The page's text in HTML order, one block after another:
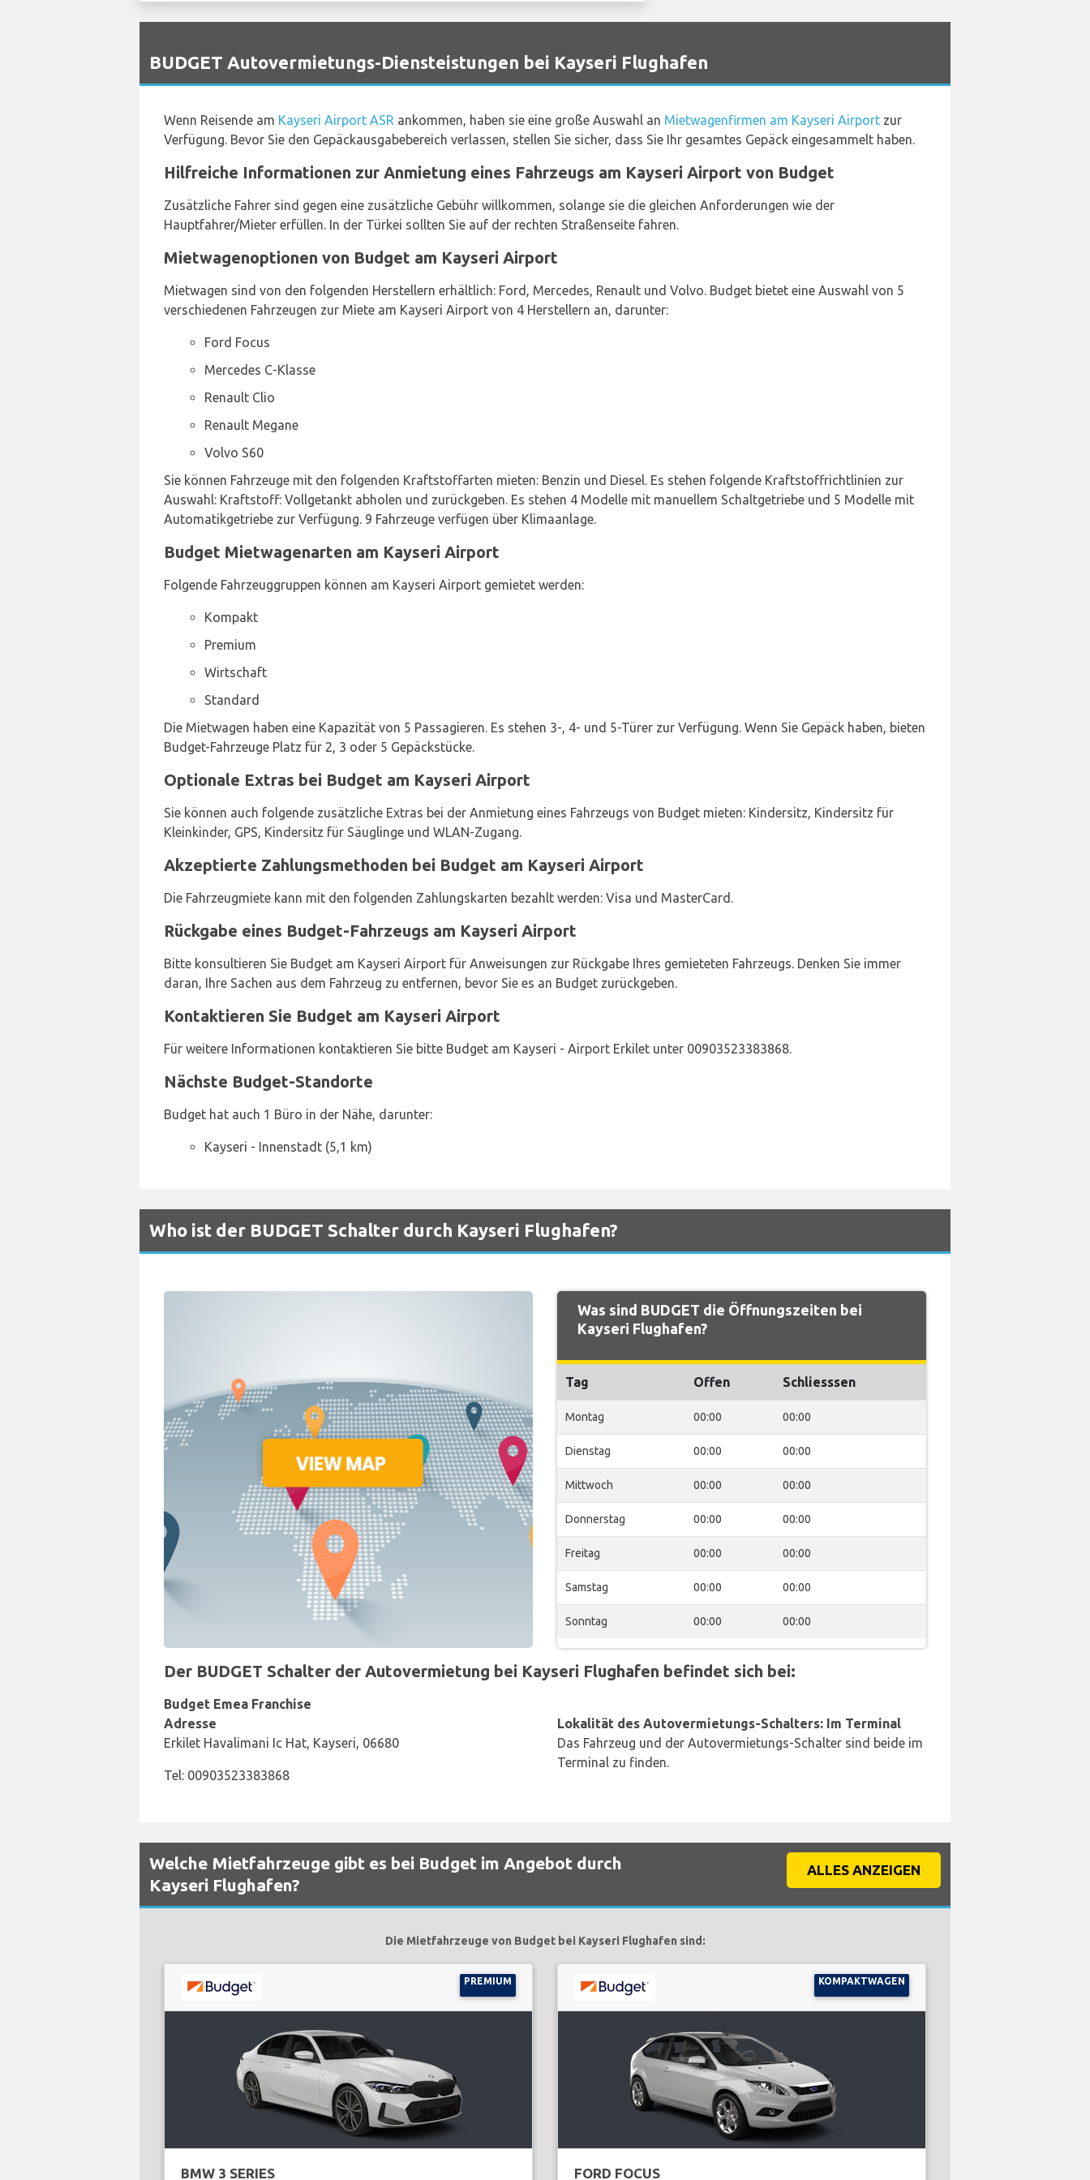
BUDGET Autovermietungs-Diensteistungen bei Kayseri Flughafen
Wenn Reisende am Kayseri Airport ASR ankommen, haben sie eine große Auswahl an Mietwagenfirmen am Kayseri Airport zur
Verfügung. Bevor Sie den Gepäckausgabebereich verlassen, stellen Sie sicher, dass Sie Ihr gesamtes Gepäck eingesammelt haben.
Hilfreiche Informationen zur Anmietung eines Fahrzeugs am Kayseri Airport von Budget
Zusätzliche Fahrer sind gegen eine zusätzliche Gebühr willkommen, solange sie die gleichen Anforderungen wie der
Hauptfahrer/Mieter erfüllen. In der Türkei sollten Sie auf der rechten Straßenseite fahren.
Mietwagenoptionen von Budget am Kayseri Airport
Mietwagen sind von den folgenden Herstellern erhältlich: Ford, Mercedes, Renault und Volvo. Budget bietet eine Auswahl von 5
verschiedenen Fahrzeugen zur Miete am Kayseri Airport von 4 Herstellern an, darunter:
Ford Focus
Mercedes C-Klasse
Renault Clio
Renault Megane
Volvo S60
Sie können Fahrzeuge mit den folgenden Kraftstoffarten mieten: Benzin und Diesel. Es stehen folgende Kraftstoffrichtlinien zur
Auswahl: Kraftstoff: Vollgetankt abholen und zurückgeben. Es stehen 4 Modelle mit manuellem Schaltgetriebe und 5 Modelle mit
Automatikgetriebe zur Verfügung. 9 Fahrzeuge verfügen über Klimaanlage.
Budget Mietwagenarten am Kayseri Airport
Folgende Fahrzeuggruppen können am Kayseri Airport gemietet werden:
Kompakt
Premium
Wirtschaft
Standard
Die Mietwagen haben eine Kapazität von 5 Passagieren. Es stehen 3-, 4- und 5-Türer zur Verfügung. Wenn Sie Gepäck haben, bieten
Budget-Fahrzeuge Platz für 2, 3 oder 5 Gepäckstücke.
Optionale Extras bei Budget am Kayseri Airport
Sie können auch folgende zusätzliche Extras bei der Anmietung eines Fahrzeugs von Budget mieten: Kindersitz, Kindersitz für
Kleinkinder, GPS, Kindersitz für Säuglinge und WLAN-Zugang.
Akzeptierte Zahlungsmethoden bei Budget am Kayseri Airport
Die Fahrzeugmiete kann mit den folgenden Zahlungskarten bezahlt werden: Visa und MasterCard.
Rückgabe eines Budget-Fahrzeugs am Kayseri Airport
Bitte konsultieren Sie Budget am Kayseri Airport für Anweisungen zur Rückgabe Ihres gemieteten Fahrzeugs. Denken Sie immer
daran, Ihre Sachen aus dem Fahrzeug zu entfernen, bevor Sie es an Budget zurückgeben.
Kontaktieren Sie Budget am Kayseri Airport
Für weitere Informationen kontaktieren Sie bitte Budget am Kayseri - Airport Erkilet unter 00903523383868.
Nächste Budget-Standorte
Budget hat auch 1 Büro in der Nähe, darunter:
Kayseri - Innenstadt (5,1 km)
Who ist der BUDGET Schalter durch Kayseri Flughafen?
Was sind BUDGET die Öffnungszeiten bei
Kayseri Flughafen?
Tag Offen Schliesssen
Montag 00:00 00:00
Dienstag 00:00 00:00
Mittwoch 00:00 00:00
Donnerstag 00:00 00:00
Freitag 00:00 00:00
Samstag 00:00 00:00
Sonntag 00:00 00:00
Der BUDGET Schalter der Autovermietung bei Kayseri Flughafen befindet sich bei:
Budget Emea Franchise
Adresse
Erkilet Havalimani Ic Hat, Kayseri, 06680
Tel: 00903523383868
Lokalität des Autovermietungs-Schalters: Im Terminal
Das Fahrzeug und der Autovermietungs-Schalter sind beide im
Terminal zu finden.
Welche Mietfahrzeuge gibt es bei Budget im Angebot durch
Kayseri Flughafen?
ALLES ANZEIGEN
Die Mietfahrzeuge von Budget bei Kayseri Flughafen sind:
PREMIUM
BMW 3 SERIES
KOMPAKTWAGEN
FORD FOCUS